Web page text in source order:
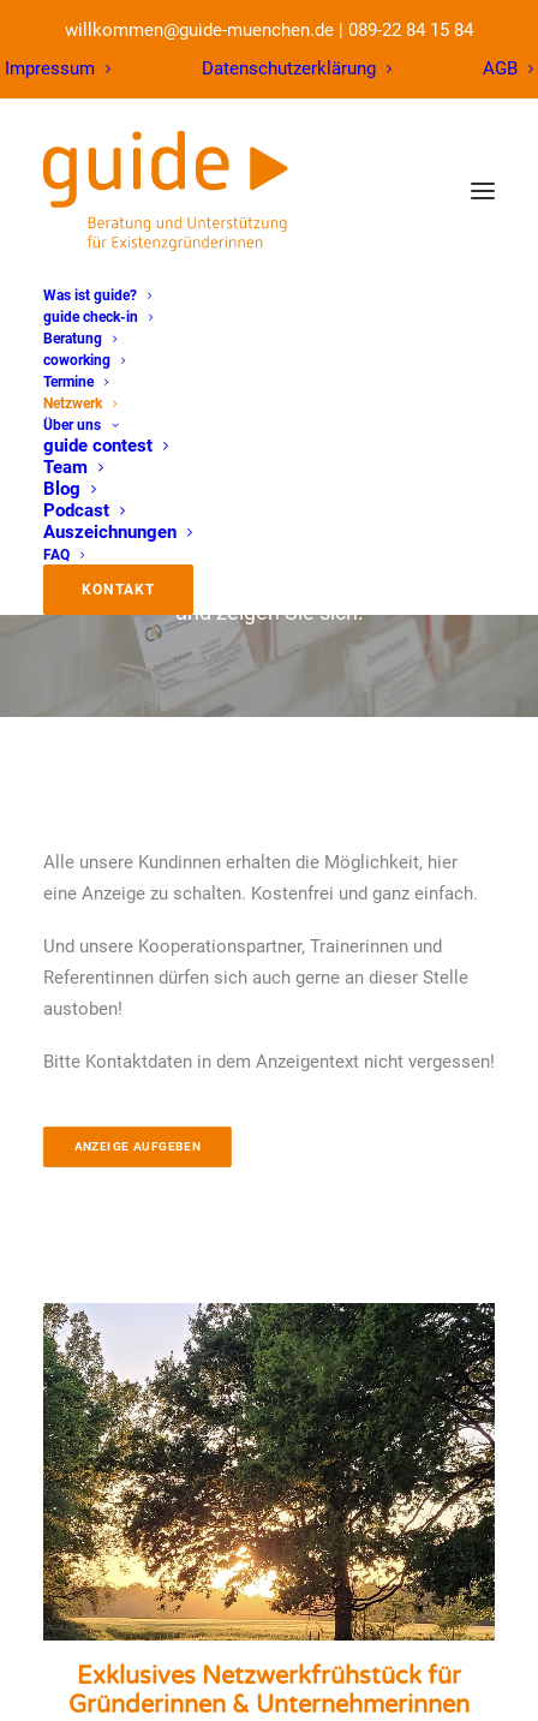
willkommen@guide-muenchen.de | 089-22 84 15 84
Impressum
Datenschutzerklärung AGB
Was ist guide?
guide check-in
Beratung
coworking
Termine
Netzwerk
Über uns
guide contest
Team
Blog
Podcast
Auszeichnungen
FAQ
KONTAKT
Marktplatz
Nutzen Sie unser Netzwerk – live und digital!
Bringen Sie Ihre Angebote und Produkte mit
und zeigen Sie sich.
Alle unsere Kundinnen erhalten die Möglichkeit, hier
eine Anzeige zu schalten. Kostenfrei und ganz einfach.
Und unsere Kooperationspartner, Trainerinnen und
Referentinnen dürfen sich auch gerne an dieser Stelle
austoben!
Bitte Kontaktdaten in dem Anzeigentext nicht vergessen!
ANZEIGE AUFGEBEN
Exklusives Netzwerkfrühstück für
Gründerinnen & Unternehmerinnen